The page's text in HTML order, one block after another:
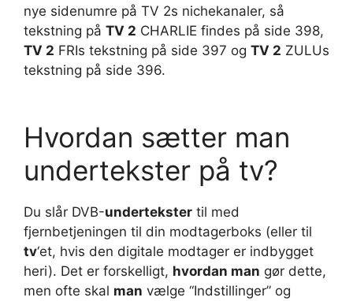
nye sidenumre på TV 2s nichekanaler, så
tekstning på TV 2 CHARLIE findes på side 398,
TV 2 FRIs tekstning på side 397 og TV 2 ZULUs
tekstning på side 396.
Hvordan sætter man
undertekster på tv?
Du slår DVB-undertekster til med
fjernbetjeningen til din modtagerboks (eller til
tv‘et, hvis den digitale modtager er indbygget
heri). Det er forskelligt, hvordan man gør dette,
men ofte skal man vælge “Indstillinger” og